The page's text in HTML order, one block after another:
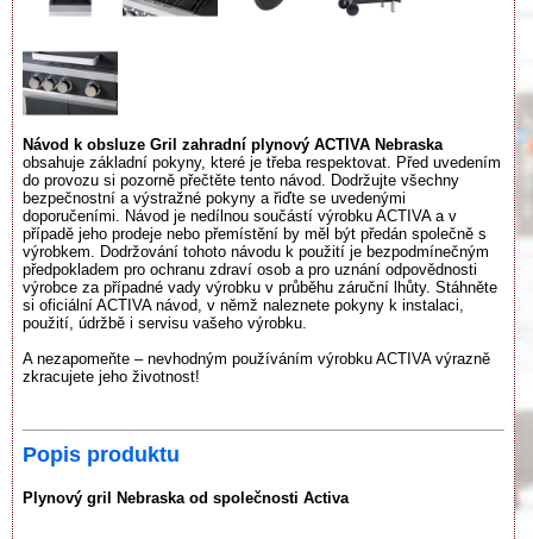
Návod k obsluze Gril zahradní plynový ACTIVA Nebraska
obsahuje základní pokyny, které je třeba respektovat. Před uvedením
do provozu si pozorně přečtěte tento návod. Dodržujte všechny
bezpečnostní a výstražné pokyny a řiďte se uvedenými
doporučeními. Návod je nedílnou součástí výrobku ACTIVA a v
případě jeho prodeje nebo přemístění by měl být předán společně s
výrobkem. Dodržování tohoto návodu k použití je bezpodmínečným
předpokladem pro ochranu zdraví osob a pro uznání odpovědnosti
výrobce za případné vady výrobku v průběhu záruční lhůty. Stáhněte
si oficiální ACTIVA návod, v němž naleznete pokyny k instalaci,
použití, údržbě i servisu vašeho výrobku.
A nezapomeňte – nevhodným používáním výrobku ACTIVA výrazně
zkracujete jeho životnost!
Popis produktu
Plynový gril Nebraska od společnosti Activa